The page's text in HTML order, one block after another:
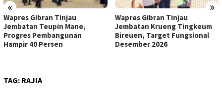
« »
Wapres Gibran Tinjau
Jembatan Teupin Mane,
Progres Pembangunan
Hampir 40 Persen
Wapres Gibran Tinjau
Jembatan Krueng Tingkeum
Bireuen, Target Fungsional
Desember 2026
TAG: RAJIA